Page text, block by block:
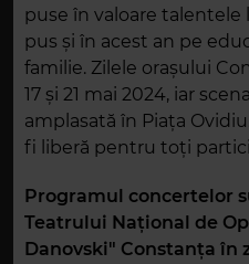
puse în valoare talentele
pus și în acest an pe
familie. Zilele orașului
17 și 21 mai 2024, iar
amplasată în Piața
fi liberă pentru toți
Programul concertelor
Teatrului Național de
Danovski" Constanța în